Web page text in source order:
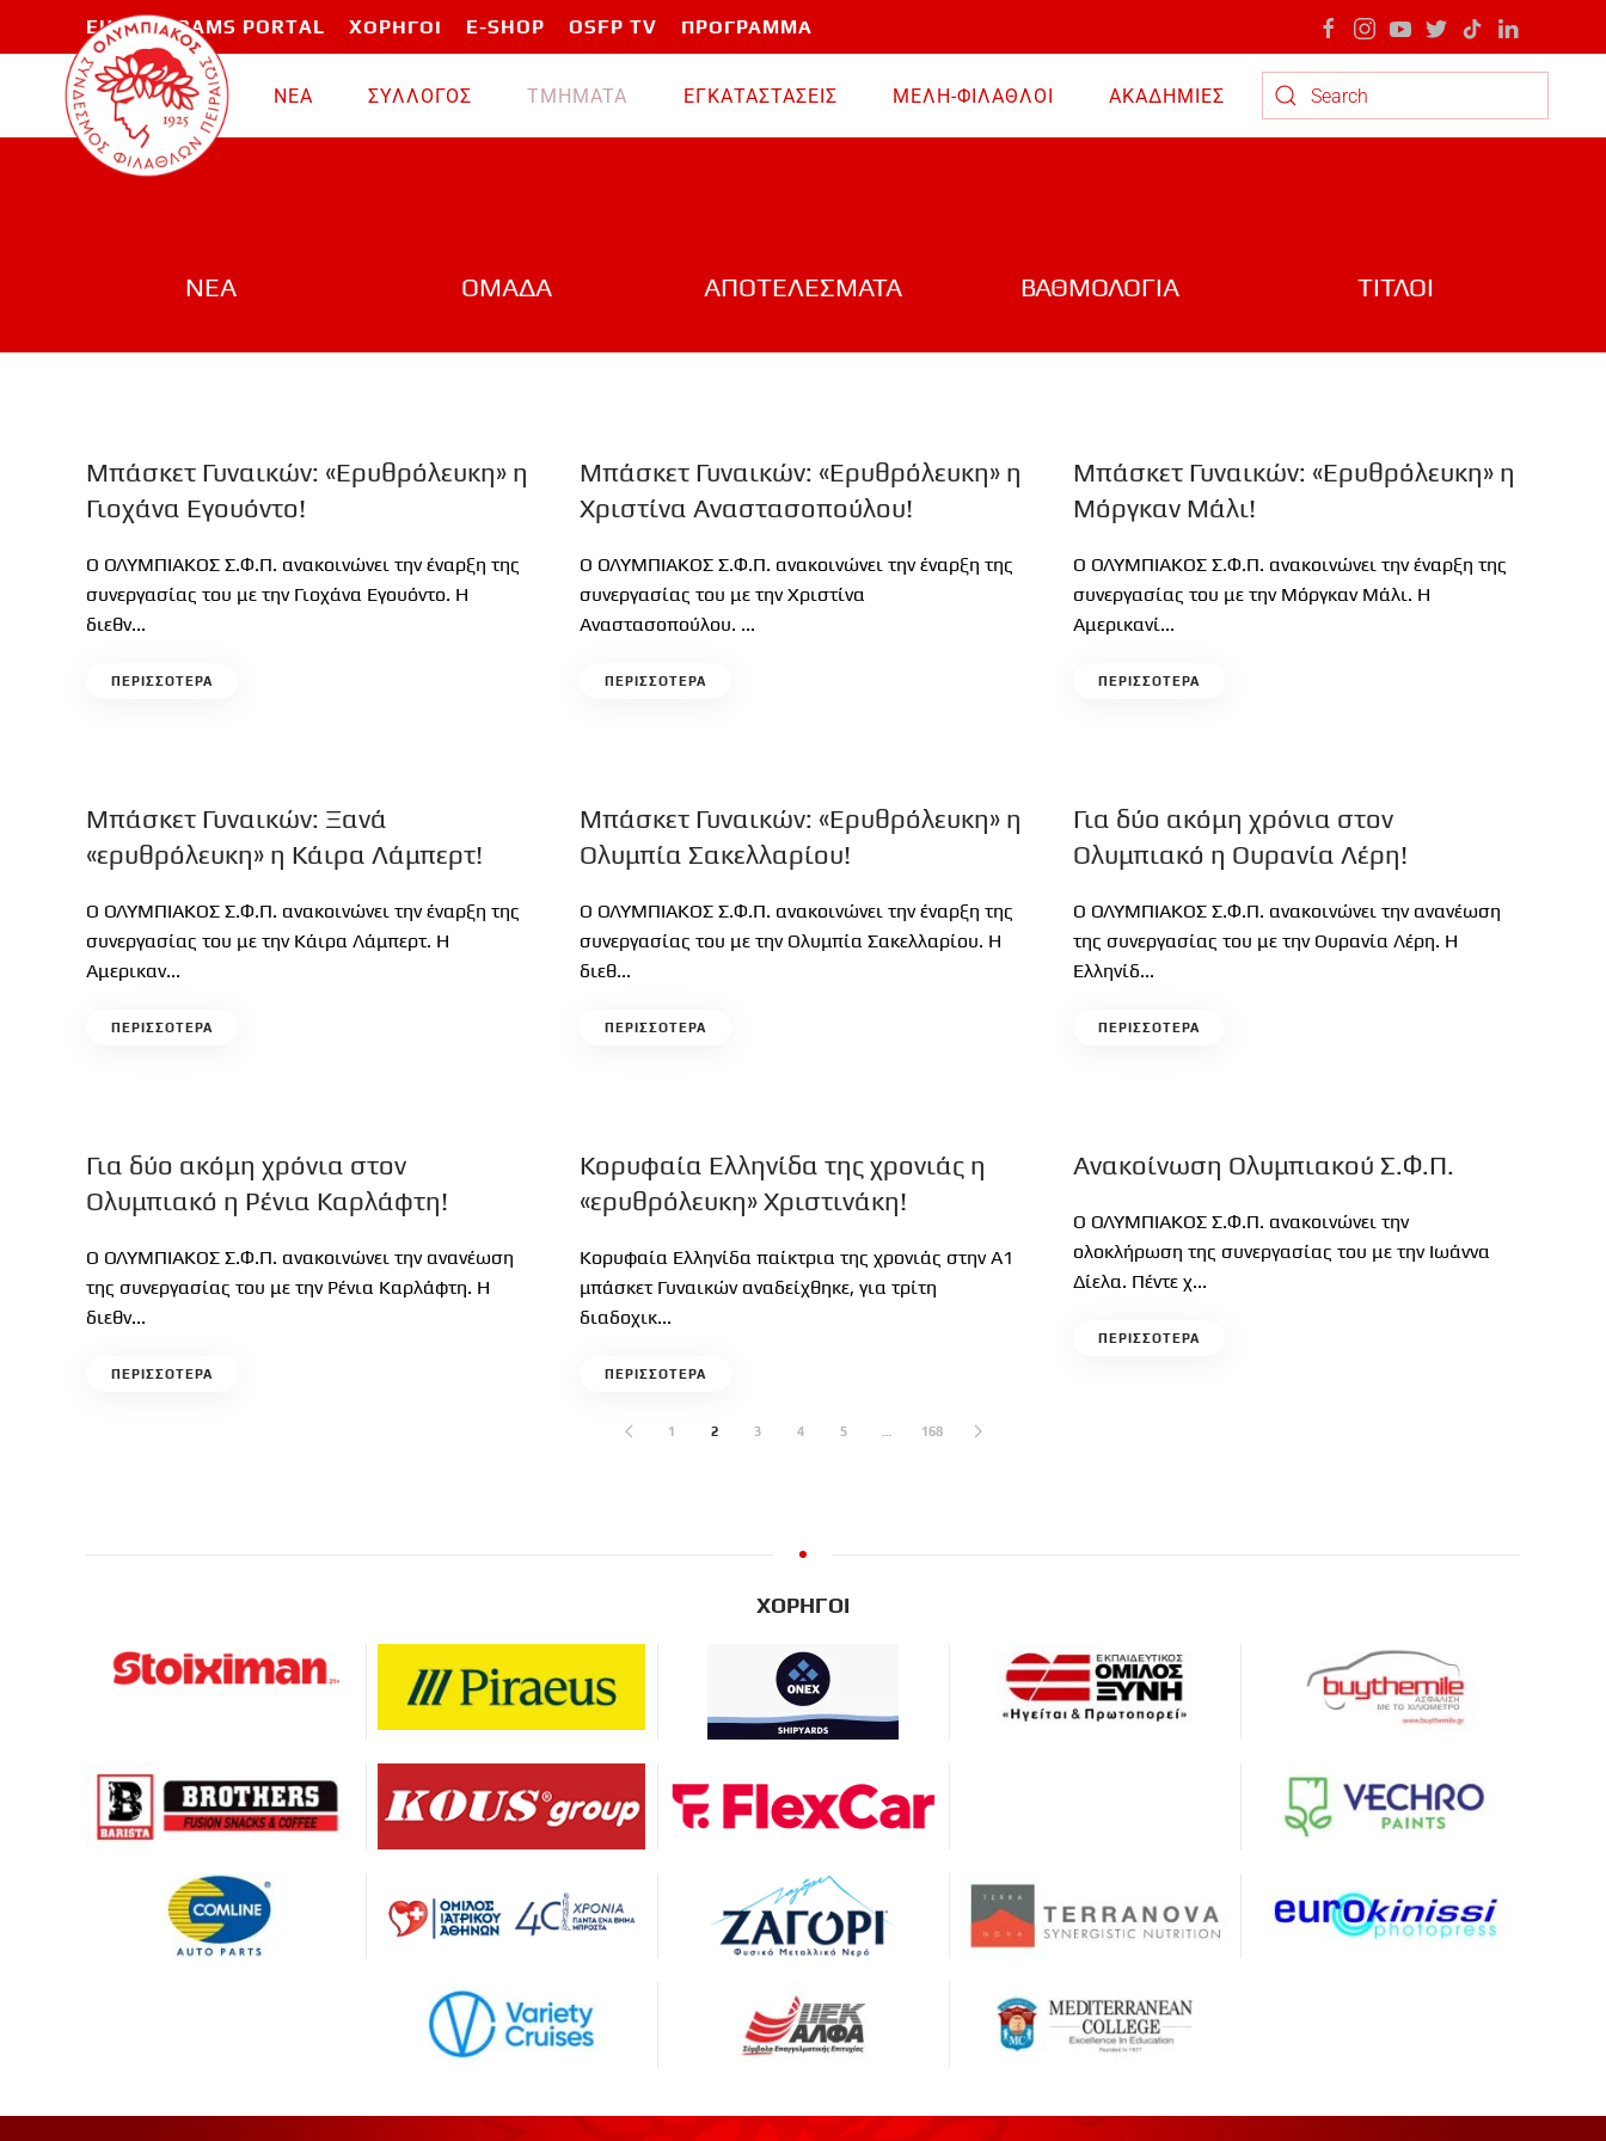
Skip to main content
EU PROGRAMS PORTAL ΧΟΡΗΓΟΙ E-SHOP OSFP TV ΠΡΟΓΡΑΜΜΑ
ΝΕΑ ΣΥΛΛΟΓΟΣ TMHMATA ΕΓΚΑΤΑΣΤΑΣΕΙΣ ΜΕΛΗ-ΦΙΛΑΘΛΟΙ
ΑΚΑΔΗΜΙΕΣ
Type 2 or more characters for results.
ΝΕΑ ΟΜΑΔΑ ΑΠΟΤΕΛΕΣΜΑΤΑ ΒΑΘΜΟΛΟΓΙΑ ΤΙΤΛΟΙ
Μπάσκετ Γυναικών: «Ερυθρόλευκη» η
Γιοχάνα Εγουόντο!
Ο ΟΛΥΜΠΙΑΚΟΣ Σ.Φ.Π. ανακοινώνει την έναρξη της
συνεργασίας του με την Γιοχάνα Εγουόντο. Η
διεθν...
ΠΕΡΙΣΣΟΤΕΡΑ
Μπάσκετ Γυναικών: «Ερυθρόλευκη» η
Χριστίνα Αναστασοπούλου!
Ο ΟΛΥΜΠΙΑΚΟΣ Σ.Φ.Π. ανακοινώνει την έναρξη της
συνεργασίας του με την Χριστίνα
Αναστασοπούλου. ...
ΠΕΡΙΣΣΟΤΕΡΑ
Μπάσκετ Γυναικών: «Ερυθρόλευκη» η
Μόργκαν Μάλι!
Ο ΟΛΥΜΠΙΑΚΟΣ Σ.Φ.Π. ανακοινώνει την έναρξη της
συνεργασίας του με την Μόργκαν Μάλι. Η
Αμερικανί...
ΠΕΡΙΣΣΟΤΕΡΑ
Μπάσκετ Γυναικών: Ξανά
«ερυθρόλευκη» η Κάιρα Λάμπερτ!
Ο ΟΛΥΜΠΙΑΚΟΣ Σ.Φ.Π. ανακοινώνει την έναρξη της
συνεργασίας του με την Κάιρα Λάμπερτ. Η
Αμερικαν...
ΠΕΡΙΣΣΟΤΕΡΑ
Μπάσκετ Γυναικών: «Ερυθρόλευκη» η
Ολυμπία Σακελλαρίου!
Ο ΟΛΥΜΠΙΑΚΟΣ Σ.Φ.Π. ανακοινώνει την έναρξη της
συνεργασίας του με την Ολυμπία Σακελλαρίου. Η
διεθ...
ΠΕΡΙΣΣΟΤΕΡΑ
Για δύο ακόμη χρόνια στον
Ολυμπιακό η Ουρανία Λέρη!
Ο ΟΛΥΜΠΙΑΚΟΣ Σ.Φ.Π. ανακοινώνει την ανανέωση
της συνεργασίας του με την Ουρανία Λέρη. Η
Ελληνίδ...
ΠΕΡΙΣΣΟΤΕΡΑ
Για δύο ακόμη χρόνια στον
Ολυμπιακό η Ρένια Καρλάφτη!
Ο ΟΛΥΜΠΙΑΚΟΣ Σ.Φ.Π. ανακοινώνει την ανανέωση
της συνεργασίας του με την Ρένια Καρλάφτη. Η
διεθν...
ΠΕΡΙΣΣΟΤΕΡΑ
Κορυφαία Ελληνίδα της χρονιάς η
«ερυθρόλευκη» Χριστινάκη!
Κορυφαία Ελληνίδα παίκτρια της χρονιάς στην Α1
μπάσκετ Γυναικών αναδείχθηκε, για τρίτη
διαδοχικ...
ΠΕΡΙΣΣΟΤΕΡΑ
Ανακοίνωση Ολυμπιακού Σ.Φ.Π.
Ο ΟΛΥΜΠΙΑΚΟΣ Σ.Φ.Π. ανακοινώνει την
ολοκλήρωση της συνεργασίας του με την Ιωάννα
Δίελα. Πέντε χ...
ΠΕΡΙΣΣΟΤΕΡΑ
1 2 3 4 5 168
ΧΟΡΗΓΟΙ